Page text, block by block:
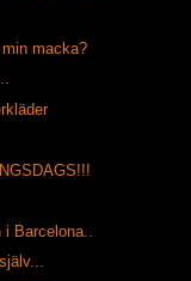
macka?
Barcelona..